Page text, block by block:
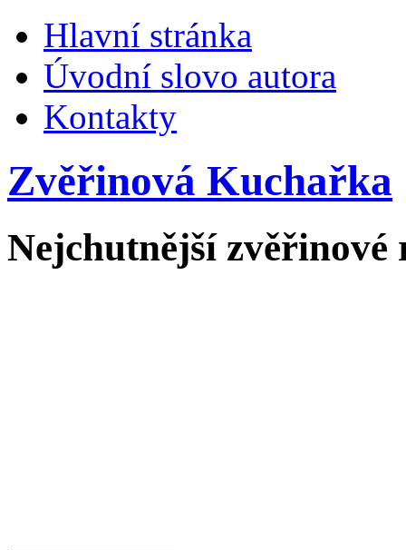
Hlavní stránka
Úvodní slovo autora
Kontakty
Zvěřinová Kuchařka
Nejchutnější zvěřinové